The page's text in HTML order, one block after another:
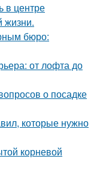
в центре
жизни.
бюро:
от лофта до
о посадке
которые нужно
корневой